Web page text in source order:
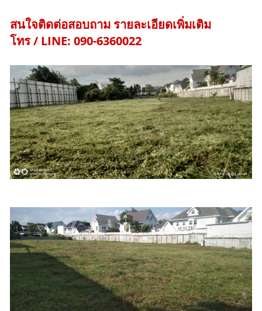
สนใจติดต่อสอบถาม รายละเอียดเพิ่มเติม
โทร / LINE: 090-6360022